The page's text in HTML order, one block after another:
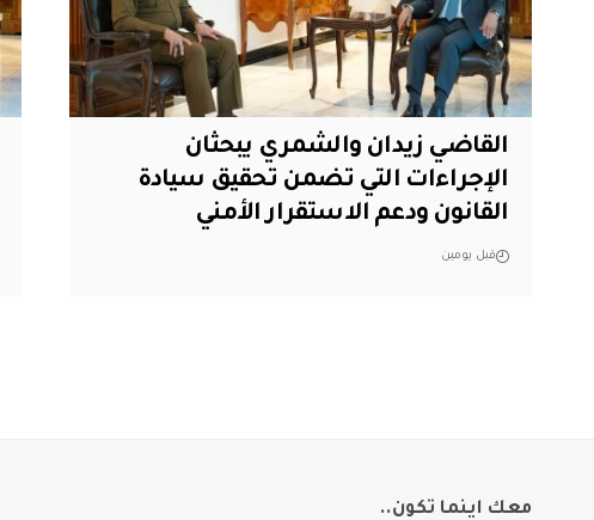
القاضي زيدان والشمري يبحثان
الإجراءات التي تضمن تحقيق سيادة
القانون ودعم الاستقرار الأمني
قبل يومين
معك اينما تكون..